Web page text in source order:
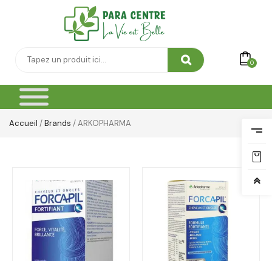
0
Accueil /Brands / ARKOPHARMA